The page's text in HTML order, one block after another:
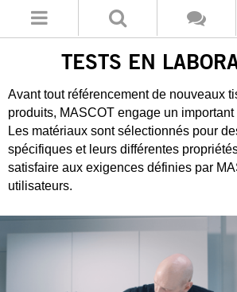
TESTS EN
Avant tout référencement de nouveaux
produits, MASCOT engage un important
Les matériaux sont sélectionnés pour
spécifiques et leurs différentes
satisfaire aux exigences définies par
utilisateurs.